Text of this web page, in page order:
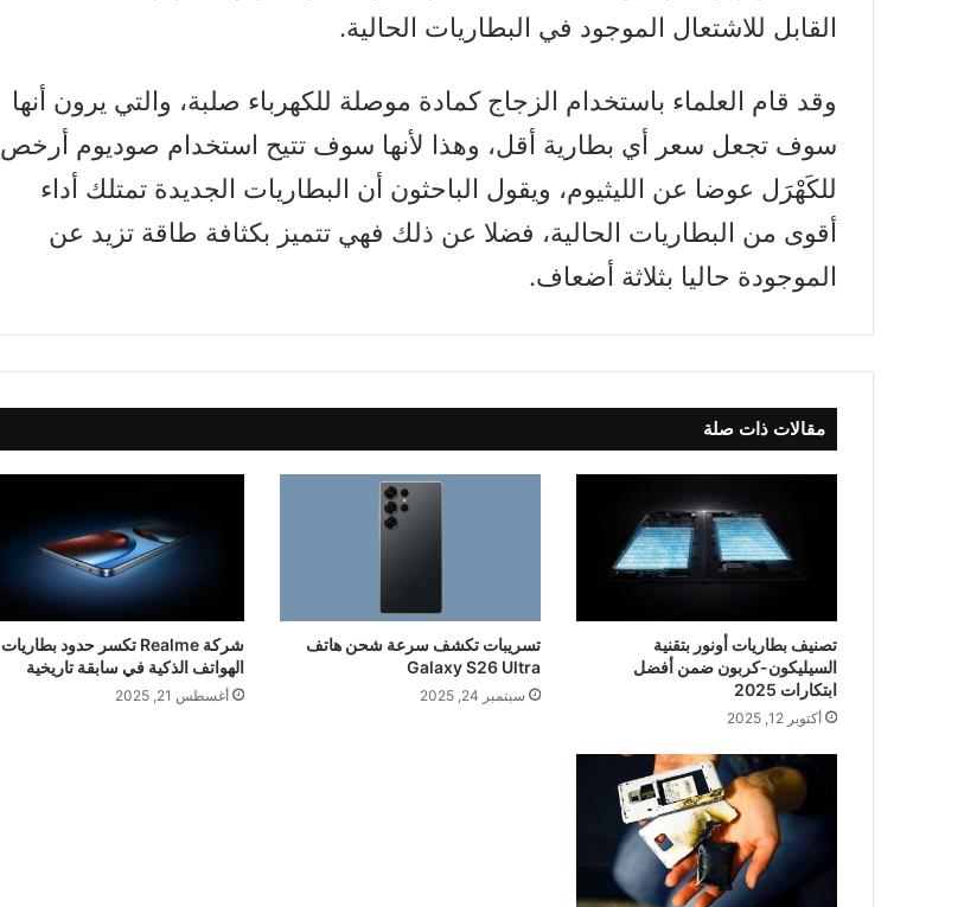
القابل للاشتعال الموجود في البطاريات الحالية.
وقد قام العلماء باستخدام الزجاج كمادة موصلة للكهرباء صلبة، والتي يرون أنها
سوف تجعل سعر أي بطارية أقل، وهذا لأنها سوف تتيح استخدام صوديوم أرخص
للكَهْرَل عوضا عن الليثيوم، ويقول الباحثون أن البطاريات الجديدة تمتلك أداء
أقوى من البطاريات الحالية، فضلا عن ذلك فهي تتميز بكثافة طاقة تزيد عن
الموجودة حاليا بثلاثة أضعاف.
مقالات ذات صلة
تصنيف بطاريات أونور بتقنية
السيليكون-كربون ضمن أفضل
ابتكارات 2025
أكتوبر 12, 2025
تسريبات تكشف سرعة شحن هاتف
Galaxy S26 Ultra
سبتمبر 24, 2025
شركة Realme تكسر حدود بطاريات
الهواتف الذكية في سابقة تاريخية
أغسطس 21, 2025